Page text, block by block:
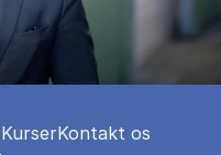
Show panel
KurserShow panel
Kontakt os